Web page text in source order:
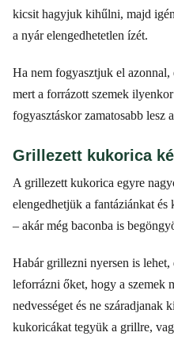
kicsit hagyjuk kihűlni, majd
a nyár elengedhetetlen ízét.
Ha nem fogyasztjuk el
mert a forrázott szemek
fogyasztáskor zamatosabb lesz
Grillezett kukorica
A grillezett kukorica egyre
elengedhetjük a fantáziánkat
– akár még baconba is
Habár grillezni nyersen is lehet,
leforrázni őket, hogy a szemek
nedvességet és ne száradjanak
kukoricákat tegyük a grillre,